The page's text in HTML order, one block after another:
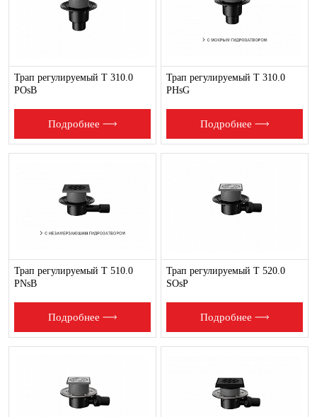
Трап регулируемый T 310.0
POsB
Подробнее
Трап регулируемый T 310.0
PHsG
Подробнее
Трап регулируемый T 510.0
PNsB
Подробнее
Трап регулируемый T 520.0
SOsP
Подробнее